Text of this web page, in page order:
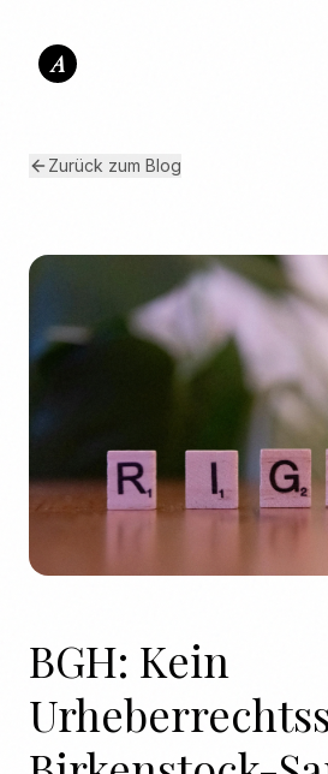
A
Zurück zum Blog
BGH: Kein